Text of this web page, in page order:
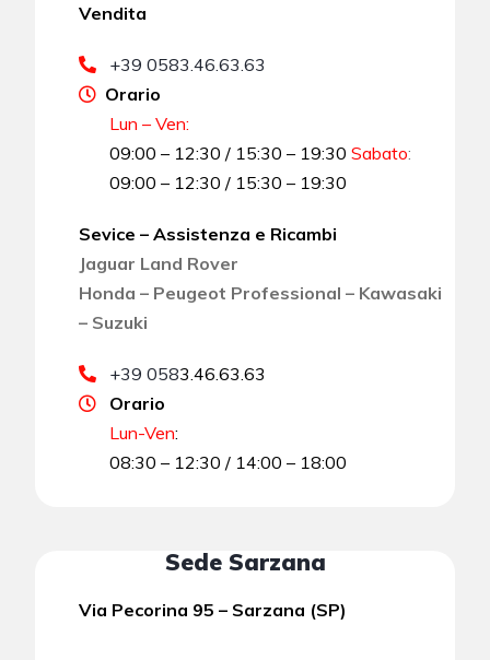
Vendita
+39 0583.46.63.63
Orario
Lun – Ven:
09:00 – 12:30 / 15:30 – 19:30 Sabato:
09:00 – 12:30 / 15:30 – 19:30
Sevice – Assistenza e Ricambi
Jaguar Land Rover
Honda – Peugeot Professional – Kawasaki
– Suzuki
+39 0583.46.63.63
Orario
Lun-Ven:
08:30 – 12:30 / 14:00 – 18:00
Sede Sarzana
Via Pecorina 95 – Sarzana (SP)